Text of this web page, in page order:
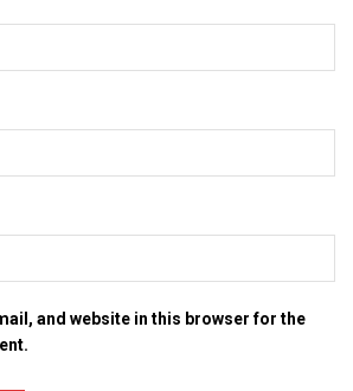
and website in this browser for the